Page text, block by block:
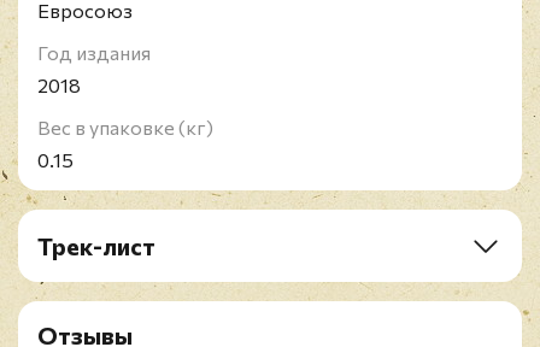
Евросоюз
Год издания
2018
Вес в упаковке (кг)
0.15
Трек-лист
Division One
1. Last Exit
2. Spin The Black Circle
Отзывы